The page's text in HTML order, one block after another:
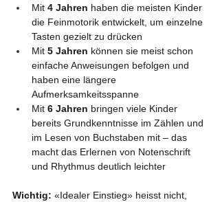
Mit 4 Jahren haben die meisten Kinder
die Feinmotorik entwickelt, um einzelne
Tasten gezielt zu drücken
Mit 5 Jahren können sie meist schon
einfache Anweisungen befolgen und
haben eine längere
Aufmerksamkeitsspanne
Mit 6 Jahren bringen viele Kinder
bereits Grundkenntnisse im Zählen und
im Lesen von Buchstaben mit – das
macht das Erlernen von Notenschrift
und Rhythmus deutlich leichter
Wichtig: «Idealer Einstieg» heisst nicht,